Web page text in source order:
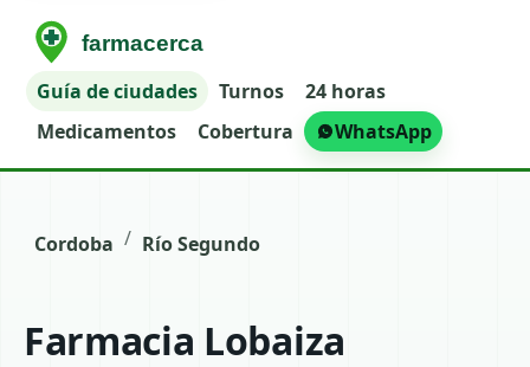
Guía de ciudades Turnos
24 horas
Medicamentos
Cobertura WhatsApp
Cordoba / Río Segundo
Farmacia Lobaiza